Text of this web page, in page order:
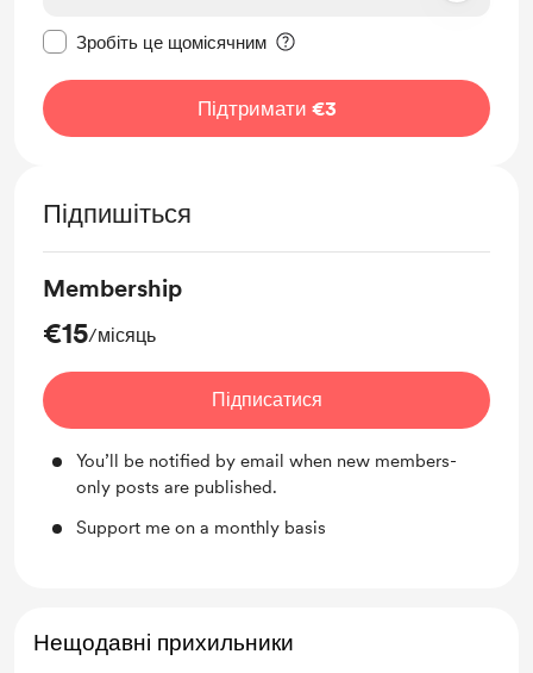
Зробіть це щомісячним
Підтримати €3
Підпишіться
Membership
€15/місяць
Підписатися
You’ll be notified by email when new members-
only posts are published.
Support me on a monthly basis
Нещодавні прихильники